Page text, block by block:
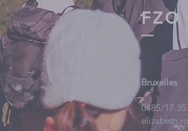
FZO
Bruxelles
0485/